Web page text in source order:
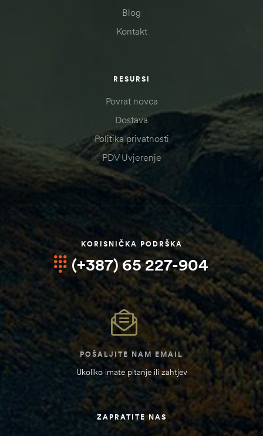
Blog
Kontakt
RESURSI
Povrat novca
Dostava
Politika privatnosti
PDV Uvjerenje
KORISNIČKA PODRŠKA
(+387) 65 227-904
POŠALJITE NAM EMAIL
Ukoliko imate pitanje ili zahtjev
ZAPRATITE NAS